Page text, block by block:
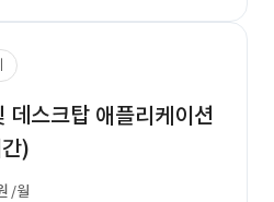
데스크탑 애플리케이션
)
/월